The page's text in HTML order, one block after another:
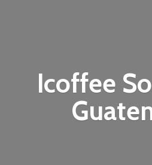
Icoffee